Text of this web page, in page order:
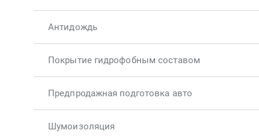
Антидождь
Покрытие гидрофобным составом
Предпродажная подготовка авто
Шумоизоляция